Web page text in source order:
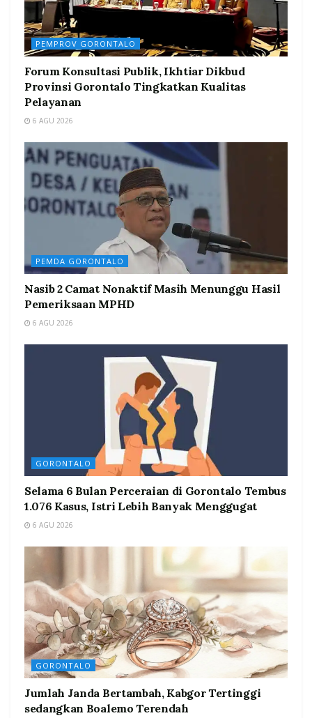
PEMPROV GORONTALO
Forum Konsultasi Publik, Ikhtiar Dikbud
Provinsi Gorontalo Tingkatkan Kualitas
Pelayanan
6 AGU 2026
PEMDA GORONTALO
Nasib 2 Camat Nonaktif Masih Menunggu Hasil
Pemeriksaan MPHD
6 AGU 2026
GORONTALO
Selama 6 Bulan Perceraian di Gorontalo Tembus
1.076 Kasus, Istri Lebih Banyak Menggugat
6 AGU 2026
GORONTALO
Jumlah Janda Bertambah, Kabgor Tertinggi
sedangkan Boalemo Terendah